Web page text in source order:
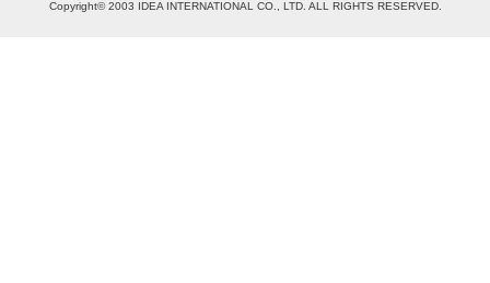
Copyright© 2003 IDEA INTERNATIONAL CO., LTD. ALL RIGHTS RESERVED.